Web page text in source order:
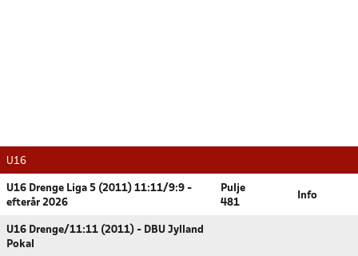
U16
U16 Drenge Liga 5 (2011) 11:11/9:9 -
efterår 2026
Pulje
481
Info
U16 Drenge/11:11 (2011) - DBU Jylland
Pokal